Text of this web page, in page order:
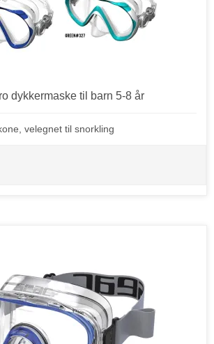
dykkermaske til barn 5-8 år
velegnet til snorkling